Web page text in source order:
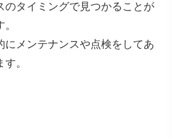
のタイミングで見つかることが
にメンテナンスや点検をしてあ
。